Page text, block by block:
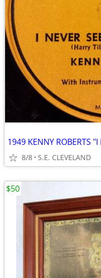
8/8 S.E. CLEVELAND
$50